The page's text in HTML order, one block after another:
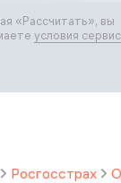
«Рассчитать», вы
условия
Росгосстрах